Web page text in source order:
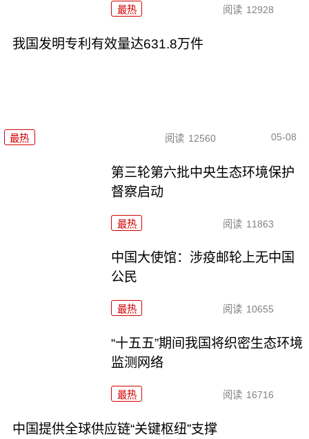
最热 阅读 12928
我国发明专利有效量达631.8万件
最热 阅读 12560 05-08
第三轮第六批中央生态环境保护
督察启动
最热 阅读 11863
中国大使馆：涉疫邮轮上无中国
公民
最热 阅读 10655
“十五五”期间我国将织密生态环境
监测网络
最热 阅读 16716
中国提供全球供应链“关键枢纽”支撑